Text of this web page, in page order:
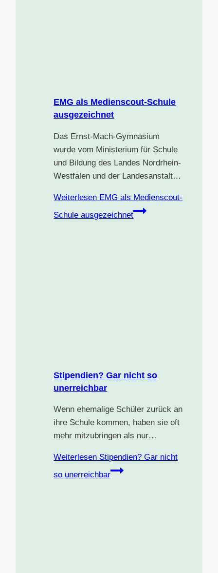
EMG als Medienscout-Schule
ausgezeichnet
Das Ernst-Mach-Gymnasium
wurde vom Ministerium für Schule
und Bildung des Landes Nordrhein-
Westfalen und der Landesanstalt…
Weiterlesen EMG als Medienscout-
Schule ausgezeichnet
Stipendien? Gar nicht so
unerreichbar
Wenn ehemalige Schüler zurück an
ihre Schule kommen, haben sie oft
mehr mitzubringen als nur…
Weiterlesen Stipendien? Gar nicht
so unerreichbar